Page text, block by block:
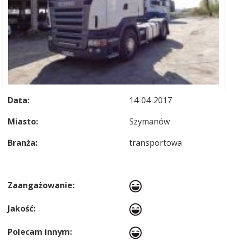
Data:
14-04-2017
Miasto:
Szymanów
Branża:
transportowa
Zaangażowanie:
Jakość:
Polecam innym: